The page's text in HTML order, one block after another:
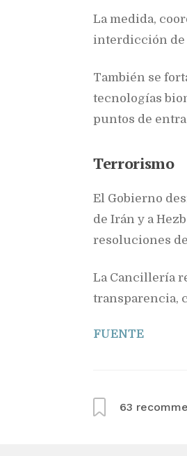
La medida,
interdicción de
También se
tecnologías
puntos de
Terrorismo
El Gobierno
de Irán y a
resoluciones
La Cancillería
transparencia,
FUENTE
63